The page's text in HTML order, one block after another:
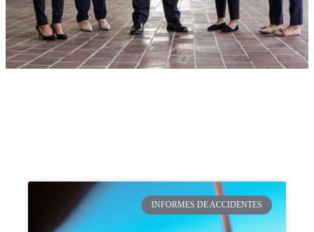
INFORMES DE ACCIDENTES